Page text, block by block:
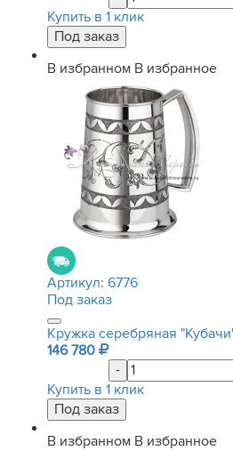
Купить в 1 клик
В избранном В избранное
Артикул: 6776
Под заказ
Кружка серебряная
146 780
-
Купить в 1 клик
В избранном В избранное